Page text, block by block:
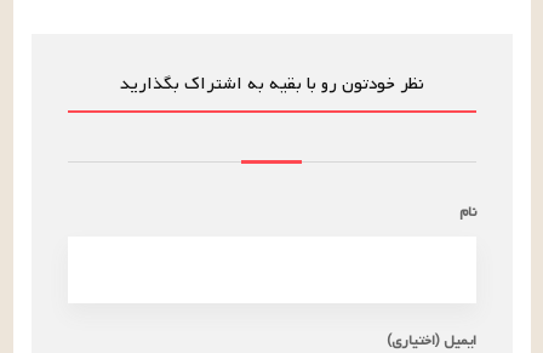
نظر خودتون رو با بقیه به اشتراک بگذارید
نام
ایمیل (اختیاری)